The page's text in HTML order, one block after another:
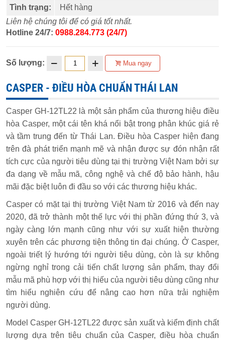
Tình trạng:
Hết hàng
Liên hệ chúng tôi để có giá tốt nhất.
Hotline 24/7: 0988.284.773 (24/7)
Số lượng: Mua ngay
CASPER - ĐIỀU HÒA CHUẨN THÁI LAN
Casper GH-12TL22 là một sản phẩm của thương hiệu điều
hòa Casper, một cái tên khá nổi bật trong phân khúc giá rẻ
và tầm trung đến từ Thái Lan. Điều hòa Casper hiện đang
trên đà phát triển mạnh mẽ và nhận được sự đón nhận rất
tích cực của người tiêu dùng tại thị trường Việt Nam bởi sự
đa dạng về mẫu mã, công nghệ và chế độ bảo hành, hậu
mãi đặc biệt luôn đi đầu so với các thương hiệu khác.
Casper có mặt tại thị trường Việt Nam từ 2016 và đến nay
2020, đã trở thành một thế lực với thị phần đứng thứ 3, và
ngày càng lớn mạnh cũng như với sự xuất hiện thường
xuyên trên các phương tiện thông tin đại chúng. Ở Casper,
ngoài triết lý hướng tới người tiêu dùng, còn là sự không
ngừng nghỉ trong cải tiến chất lượng sản phẩm, thay đổi
mẫu mã phù hợp với thị hiếu của người tiêu dùng cũng như
tìm hiểu nghiên cứu để nâng cao hơn nữa trải nghiệm
người dùng.
Model Casper GH-12TL22 được sản xuất và kiểm định chất
lượng dựa trên tiêu chuẩn của Casper, điều hòa chuẩn